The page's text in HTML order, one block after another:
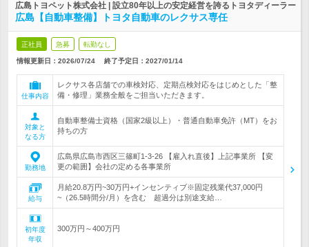
広島トヨペット株式会社 | 設立80年以上の安定経営を誇るトヨタディーラー
広島【自動車整備】トヨタ自動車のレクサス専任
正社員 急募 転勤なし
情報更新日：2026/07/24 終了予定日： 2027/01/14
仕事内容
レクサス各店舗での車検対応、定期点検対応をはじめとした「整
備・修理」業務全般をご担当いただきます。
対象と
なる方
自動車整備士資格（国家2級以上）・普通自動車免許（MT）をお
持ちの方
勤務地
広島県広島市西区三篠町1-3-26 【雇入れ直後】上記事業所 【変
更の範囲】会社の定める各事業所
給与
月給20.8万円~30万円+インセンティブ※固定残業代37,000円
~（26.5時間分/月）を含む 超過分は別途支給…
初年度
年収
300万円～400万円